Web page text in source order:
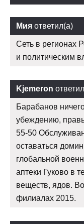
Мия ответил(а)
Сеть в регионах
и политическим
Kjemeron
Барабанов
убеждению,
55-50
оставаться
глобальной
аптеки Гуково в
веществ, ядов.
филиалах 2015.